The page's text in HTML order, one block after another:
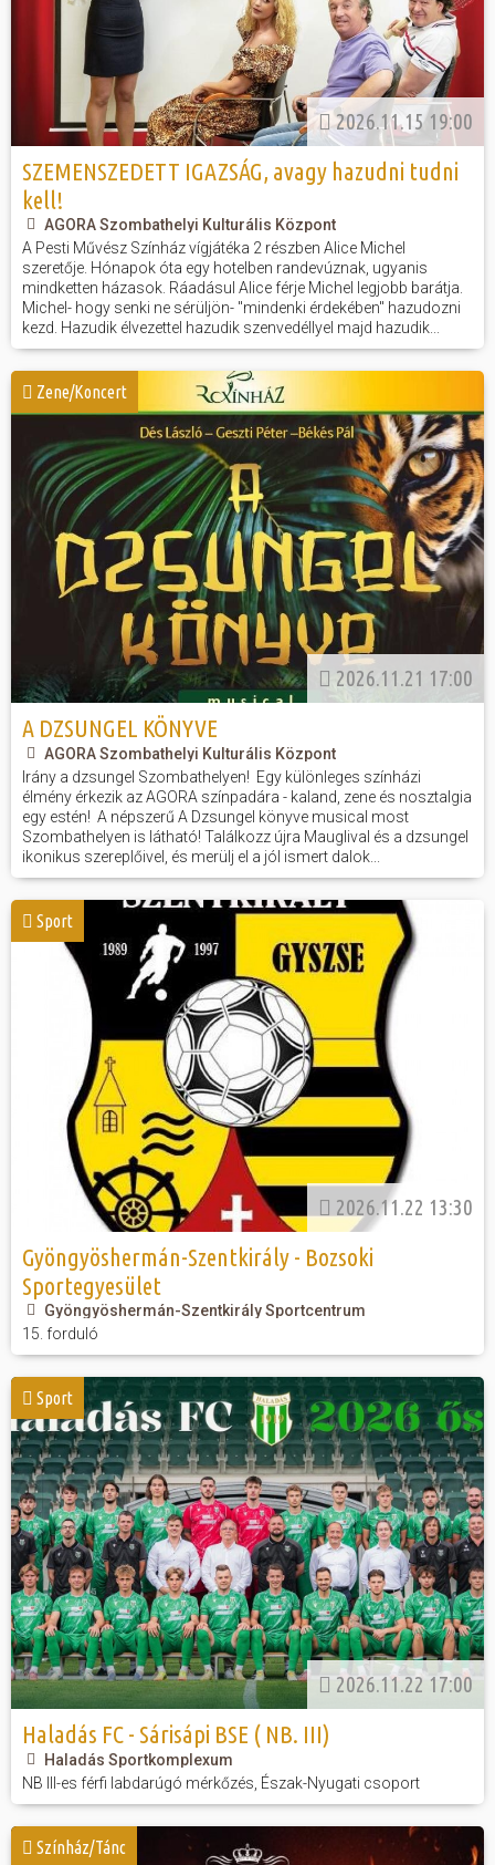
2026.11.15 19:00
SZEMENSZEDETT IGAZSÁG, avagy hazudni tudni
kell!
AGORA Szombathelyi Kulturális Központ
A Pesti Művész Színház vígjátéka 2 részben Alice Michel
szeretője. Hónapok óta egy hotelben randevúznak, ugyanis
mindketten házasok. Ráadásul Alice férje Michel legjobb barátja.
Michel- hogy senki ne sérüljön- "mindenki érdekében" hazudozni
kezd. Hazudik élvezettel hazudik szenvedéllyel majd hazudik...
Zene/Koncert
2026.11.21 17:00
A DZSUNGEL KÖNYVE
AGORA Szombathelyi Kulturális Központ
Irány a dzsungel Szombathelyen! Egy különleges színházi
élmény érkezik az AGORA színpadára - kaland, zene és nosztalgia
egy estén! A népszerű A Dzsungel könyve musical most
Szombathelyen is látható! Találkozz újra Mauglival és a dzsungel
ikonikus szereplőivel, és merülj el a jól ismert dalok...
Sport
2026.11.22 13:30
Gyöngyöshermán-Szentkirály - Bozsoki
Sportegyesület
Gyöngyöshermán-Szentkirály Sportcentrum
15. forduló
Sport
2026.11.22 17:00
Haladás FC - Sárisápi BSE ( NB. III)
Haladás Sportkomplexum
NB III-es férfi labdarúgó mérkőzés, Észak-Nyugati csoport
Színház/Tánc